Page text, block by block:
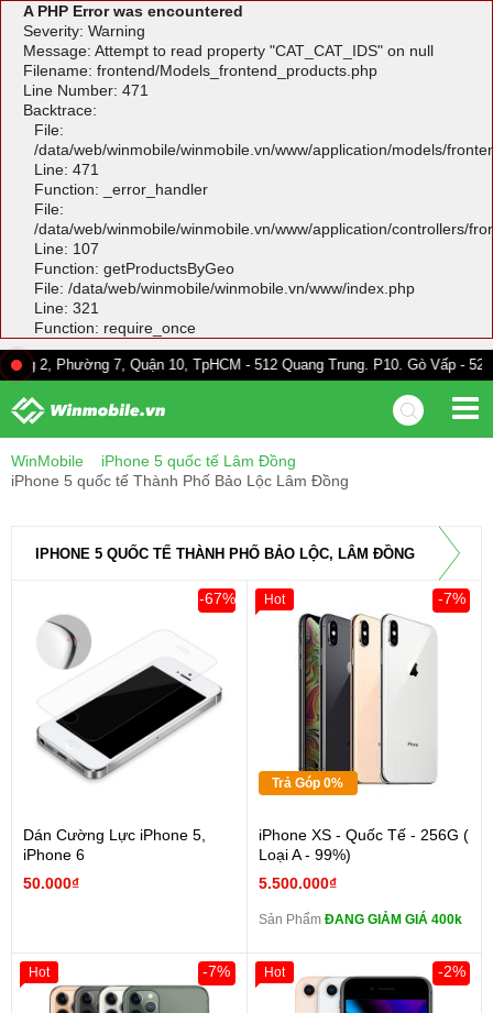
A PHP Error was encountered
Severity: Warning
Message: Attempt to read property "CAT_CAT_IDS" on null
Filename: frontend/Models_frontend_products.php
Line Number: 471
Backtrace:
File:
/data/web/winmobile/winmobile.vn/www/application/models/
Line: 471
Function: _error_handler
File:
/data/web/winmobile/winmobile.vn/www/application/controllers/
Line: 107
Function: getProductsByGeo
File: /data/web/winmobile/winmobile.vn/www/index.php
Line: 321
Function: require_once
7, Quận 10, TpHCM - 512 Quang Trung. P10. Gò Vấp - 528A
WinMobile
iPhone 5 quốc tế Lâm Đồng
iPhone 5 quốc tế Thành Phố Bảo Lộc Lâm Đồng
IPHONE 5 QUỐC TẾ THÀNH PHỐ BẢO LỘC, LÂM ĐỒNG
Dán Cường Lực iPhone 5,
iPhone 6
50.000₫
-67%
Trả Góp 0%
iPhone XS - Quốc Tế - 256G (
Loại A - 99%)
5.500.000₫
-7%
Sản Phẩm ĐANG GIẢM GIÁ 400k
Hot
-7%
Hot -2%
Hot